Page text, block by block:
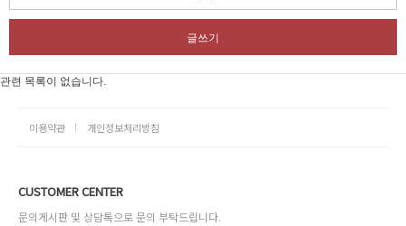
글쓰기
관련 목록이 없습니다.
이용약관 개인정보처리방침
CUSTOMER CENTER
문의게시판 및 상담톡으로 문의 부탁드립니다.